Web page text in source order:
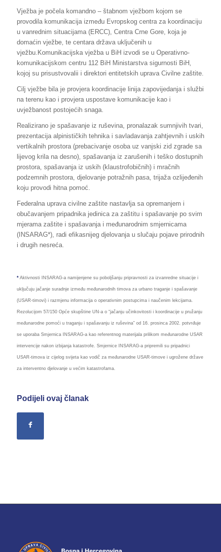
Vježba je počela komandno – štabnom vježbom kojom se
provodila komunikacija između Evropskog centra za koordinaciju
u vanrednim situacijama (ERCC), Centra Crne Gore, koja je
domaćin vježbe, te centara država uključenih u
vježbu.Komunikacijska vježba u BiH izvodi se u Operativno-
komunikacijskom centru 112 BiH Ministarstva sigurnosti BiH,
kojoj su prisustvovalii i direktori entitetskih uprava Civilne zaštite.
Cilj vježbe bila je provjera koordinacije linija zapovijedanja i službi
na terenu kao i provjera uspostave komunikacije kao i
uvježbanost postojećih snaga.
Realizirano je spašavanje iz ruševina, pronalazak sumnjivih tvari,
prezentacija alpinističkih tehnika i savladavanja zahtjevnih i uskih
vertikalnih prostora (prebacivanje osoba uz vanjski zid zgrade sa
lijevog krila na desno), spašavanja iz zarušenih i teško dostupnih
prostora, spašavanja iz uskih (klaustrofobičnih) i mračnih
podzemnih prostora, djelovanje potražnih pasa, trijaža ozlijeđenih
koju provodi hitna pomoć.
Federalna uprava civilne zaštite nastavlja sa opremanjem i
obučavanjem pripadnika jedinica za zaštitu i spašavanje po svim
mjerama zaštite i spašavanja i međunarodnim smjernicama
(INSARAG*), radi efikasnijeg djelovanja u slučaju pojave prirodnih
i drugih nesreća.
*Aktivnosti INSARAG-a namijenjene su poboljšanju pripravnosti za izvanredne situacije i
uključuju jačanje suradnje između međunarodnih timova za urbano traganje i spašavanje
(USAR-timovi) i razmjenu informacija o operativnim postupcima i naučenim lekcijama.
Rezolucijom 57/150 Opće skupštine UN-a o “jačanju učinkovitosti i koordinacije u pružanju
međunarodne pomoći u traganju i spašavanju iz ruševina” od 16. prosinca 2002. potvrđuje
se uporaba Smjernica INSARAG-a kao referentnog materijala prilikom međunarodne USAR
intervencije nakon izbijanja katastrofe. Smjernice INSARAG-a pripremili su pripadnici
USAR-timova iz cijelog svijeta kao vodič za međunarodne USAR-timove i ugrožene države
za interventno djelovanje u većim katastrofama.
Podijeli ovaj članak